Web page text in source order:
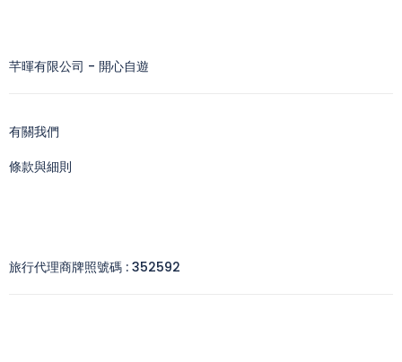
芊暉有限公司 - 開心自遊
有關我們
條款與細則
旅行代理商牌照號碼 : 352592